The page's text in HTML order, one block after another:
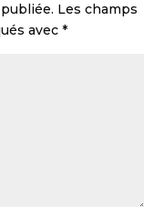
Les champs
avec *